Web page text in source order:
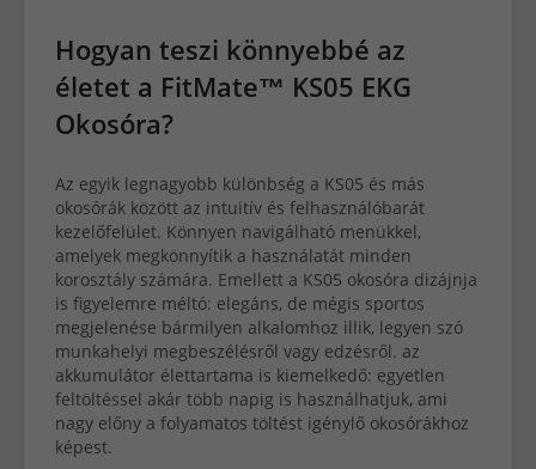
Hogyan teszi könnyebbé az
életet a FitMate™ KS05 EKG
Okosóra?
Az egyik legnagyobb különbség a KS05 és más
okosórák között az intuitív és felhasználóbarát
kezelőfelület. Könnyen navigálható menükkel,
amelyek megkönnyítik a használatát minden
korosztály számára. Emellett a KS05 okosóra dizájnja
is figyelemre méltó: elegáns, de mégis sportos
megjelenése bármilyen alkalomhoz illik, legyen szó
munkahelyi megbeszélésről vagy edzésről. az
akkumulátor élettartama is kiemelkedő: egyetlen
feltöltéssel akár több napig is használhatjuk, ami
nagy előny a folyamatos töltést igénylő okosórákhoz
képest.